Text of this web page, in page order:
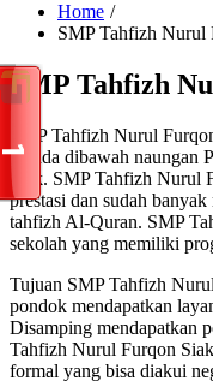
Home
SMP Tahfizh Nurul
SMP Tahfizh
SMP Tahfizh Nurul
berada dibawah naungan
Siak. SMP Tahfizh Nurul
prestasi dan sudah
tahfizh Al-Quran. SMP
sekolah yang memiliki
Tujuan SMP Tahfizh
pondok mendapatkan
Disamping mendapatkan
Tahfizh Nurul Furqon
formal yang bisa diakui